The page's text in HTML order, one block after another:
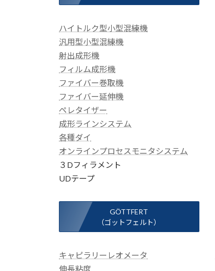
ハイトルク型小型混練機
汎用型小型混練機
射出成形機
フィルム成形機
ファイバー巻取機
ファイバー延伸機
ペレタイザー
成形ラインシステム
各種ダイ
オンラインプロセスモニタシステム
３Dフィラメント
UDテープ
GÖTTFERT
（ゴットフェルト）
キャピラリーレオメータ
伸長粘度